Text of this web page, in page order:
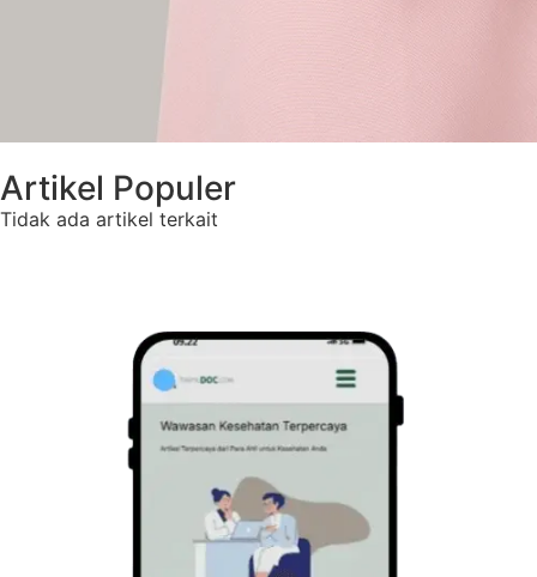
Artikel Populer
Tidak ada artikel terkait